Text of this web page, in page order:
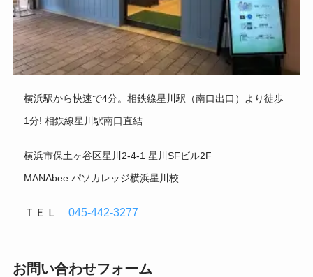
横浜駅から快速で4分。相鉄線星川駅（南口出口）より徒歩
1分! 相鉄線星川駅南口直結
横浜市保土ヶ谷区星川2-4-1 星川SFビル2F
MANAbee パソカレッジ横浜星川校
ＴＥＬ045-442-3277
お問い合わせフォーム